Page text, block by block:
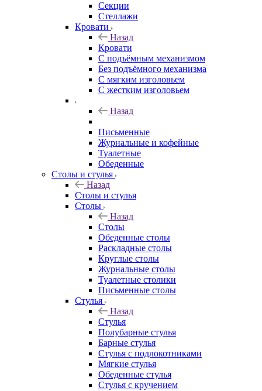
Секции
Стеллажи
Кровати
Назад
Кровати
С подъёмным механизмом
Без подъёмного механизма
С мягким изголовьем
С жестким изголовьем
Назад
Письменные
Журнальные и кофейные
Туалетные
Обеденные
Столы и стулья
Назад
Столы и стулья
Столы
Назад
Столы
Обеденные столы
Раскладные столы
Круглые столы
Журнальные столы
Туалетные столики
Письменные столы
Стулья
Назад
Стулья
Полубарные стулья
Барные стулья
Стулья с подлокотниками
Мягкие стулья
Обеденные стулья
Стулья с кручением